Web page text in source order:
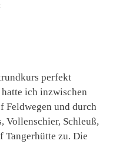
perfekt
ich inzwischen
Feldwegen und durch
Vollenschier, Schleuß,
Tangerhütte zu. Die